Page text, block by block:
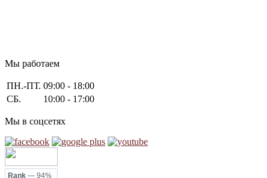
Мы работаем
ПН.-ПТ. 09:00 - 18:00
СБ.
10:00 - 17:00
Мы в соцсетях
Rank — 94%